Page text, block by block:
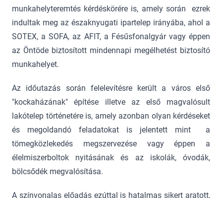
munkahelyteremtés kérdéskörére is, amely során ezrek
indultak meg az északnyugati ipartelep irányába, ahol a
SOTEX, a SOFA, az AFIT, a Fésűsfonalgyár vagy éppen
az Öntöde biztosított mindennapi megélhetést biztosító
munkahelyet.
Az időutazás során felelevítésre került a város első
"kockaházának" építése illetve az első magvalósult
lakótelep történetére is, amely azonban olyan kérdéseket
és megoldandó feladatokat is jelentett mint a
tömegközlekedés megszervezése vagy éppen a
élelmiszerboltok nyitásának és az iskolák, óvodák,
bölcsődék megvalósítása.
A színvonalas előadás ezúttal is hatalmas sikert aratott,